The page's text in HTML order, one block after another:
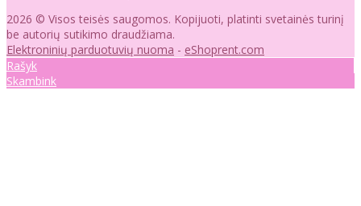
2026 © Visos teisės saugomos. Kopijuoti, platinti svetainės turinį
be autorių sutikimo draudžiama.
Elektroninių parduotuvių nuoma - eShoprent.com
Rašyk
Skambink